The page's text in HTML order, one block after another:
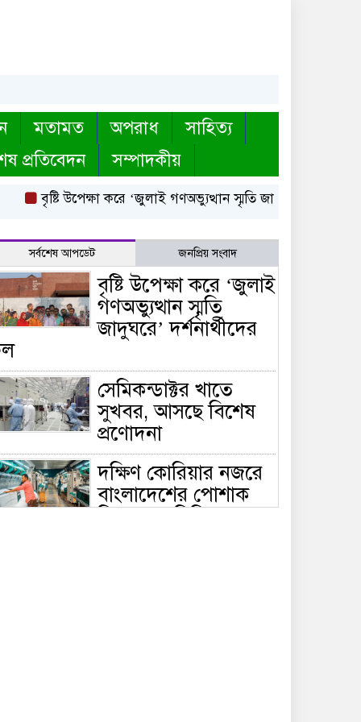
মতামত অপরাধ
সাহিত্য
প্রতিবেদন সম্পাদকীয়
বৃষ্টি উপেক্ষা করে ‘জুলাই গণঅভ্যুত্থান স্মৃতি জাদুঘরে’ দর্শনার্থীদের
সর্বশেষ আপডেট জনপ্রিয় সংবাদ
বৃষ্টি উপেক্ষা করে ‘জুলাই
গণঅভ্যুত্থান স্মৃতি
জাদুঘরে’ দর্শনার্থীদের
সেমিকন্ডাক্টর খাতে
সুখবর, আসছে বিশেষ
প্রণোদনা
দক্ষিণ কোরিয়ার নজরে
বাংলাদেশের পোশাক
শিল্প, বড় বিনিয়োগ